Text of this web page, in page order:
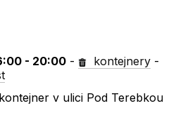
- 20:00 - kontejnery -
v ulici Pod Terebkou